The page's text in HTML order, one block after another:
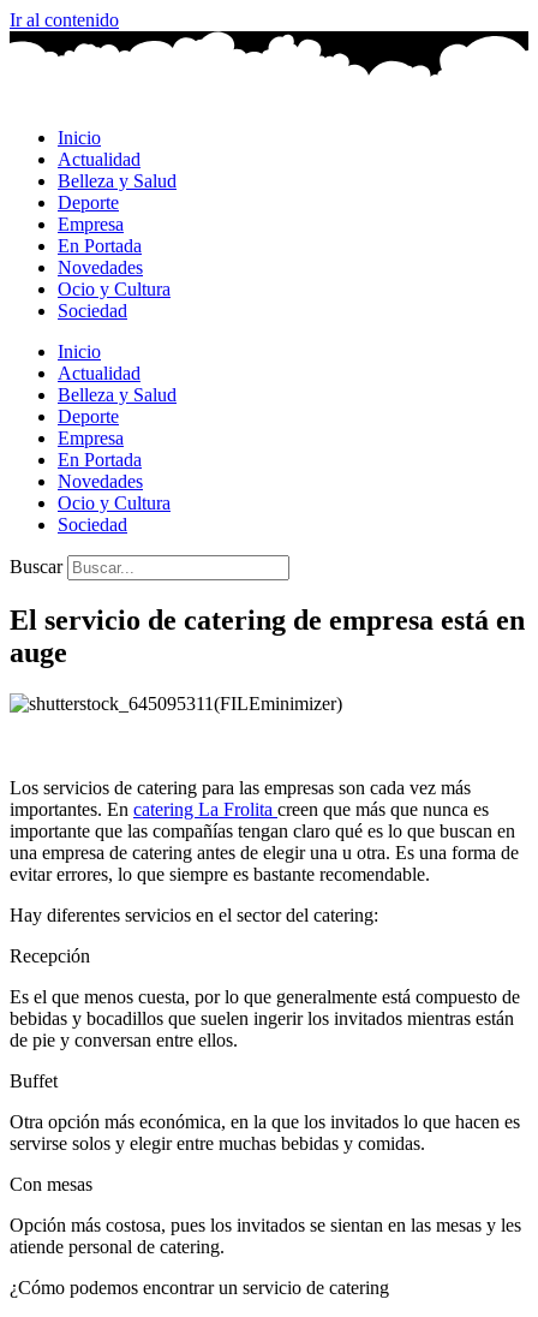
Ir al contenido
Inicio
Actualidad
Belleza y Salud
Deporte
Empresa
En Portada
Novedades
Ocio y Cultura
Sociedad
Inicio
Actualidad
Belleza y Salud
Deporte
Empresa
En Portada
Novedades
Ocio y Cultura
Sociedad
Buscar
El servicio de catering de empresa está en
auge
Los servicios de catering para las empresas son cada vez más
importantes. En catering La Frolita creen que más que nunca es
importante que las compañías tengan claro qué es lo que buscan en
una empresa de catering antes de elegir una u otra. Es una forma de
evitar errores, lo que siempre es bastante recomendable.
Hay diferentes servicios en el sector del catering:
Recepción
Es el que menos cuesta, por lo que generalmente está compuesto de
bebidas y bocadillos que suelen ingerir los invitados mientras están
de pie y conversan entre ellos.
Buffet
Otra opción más económica, en la que los invitados lo que hacen es
servirse solos y elegir entre muchas bebidas y comidas.
Con mesas
Opción más costosa, pues los invitados se sientan en las mesas y les
atiende personal de catering.
¿Cómo podemos encontrar un servicio de catering